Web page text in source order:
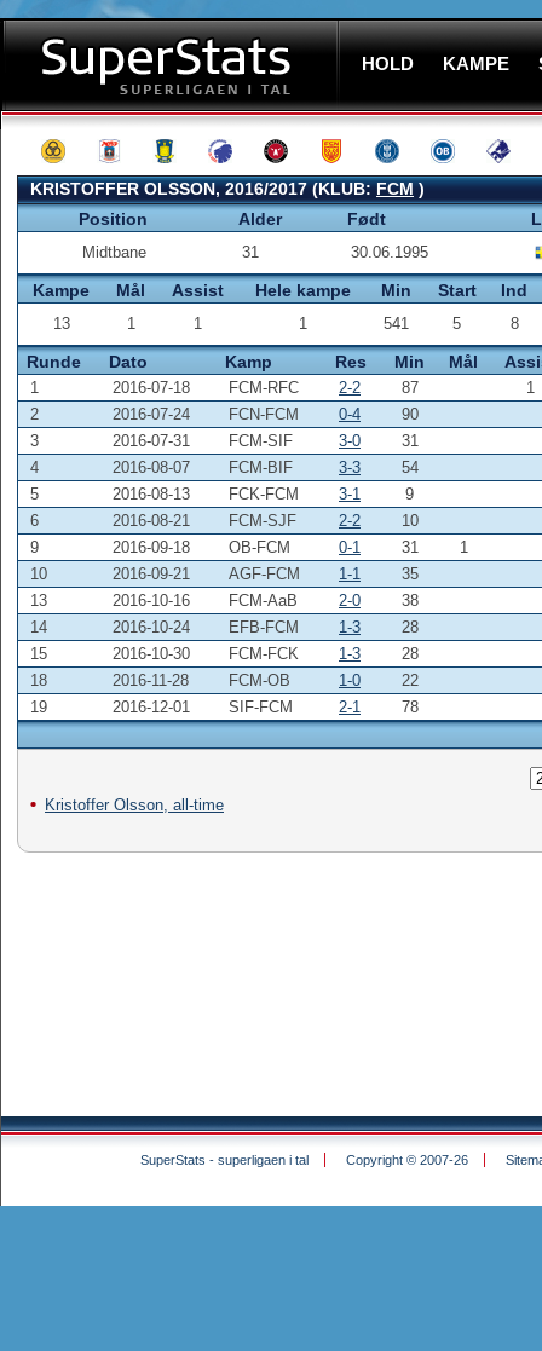
HOLD KAMPE
KRISTOFFER OLSSON, 2016/2017 (KLUB:FCM)
Position
Alder Født
Midtbane 31 30.06.1995
Kampe Mål Assist Hele kampe Min Start Ind
13 1 1 1 541 5 8
Runde Dato Kamp Res Min Mål
1 2016-07-18 FCM-RFC 2-2 87
1
2
2016-07-24 FCN-FCM 0-4
90
3
2016-07-31 FCM-SIF 3-0
31
4
2016-08-07 FCM-BIF 3-3
54
5
2016-08-13 FCK-FCM 3-1
9
6
2016-08-21 FCM-SJF 2-2
10
9
2016-09-18 OB-FCM 0-1 31
1
10
2016-09-21 AGF-FCM 1-1
35
13
2016-10-16 FCM-AaB 2-0
38
14
2016-10-24 EFB-FCM 1-3
28
15
2016-10-30 FCM-FCK 1-3
28
18
2016-11-28 FCM-OB 1-0
22
19
2016-12-01 SIF-FCM 2-1 78
Kristoffer Olsson, all-time
SuperStats - superligaen i tal Copyright © 2007-26